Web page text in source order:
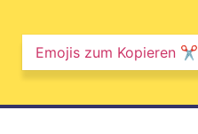
Emojis zum Kopieren ✂️